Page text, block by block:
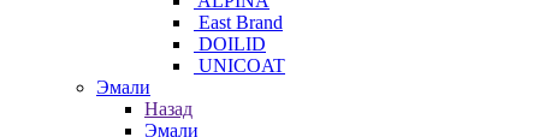
East Brand
DOILID
UNICOAT
Эмали
Назад
Эмали